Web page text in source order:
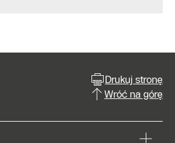
Drukuj stronę
Wróć na górę